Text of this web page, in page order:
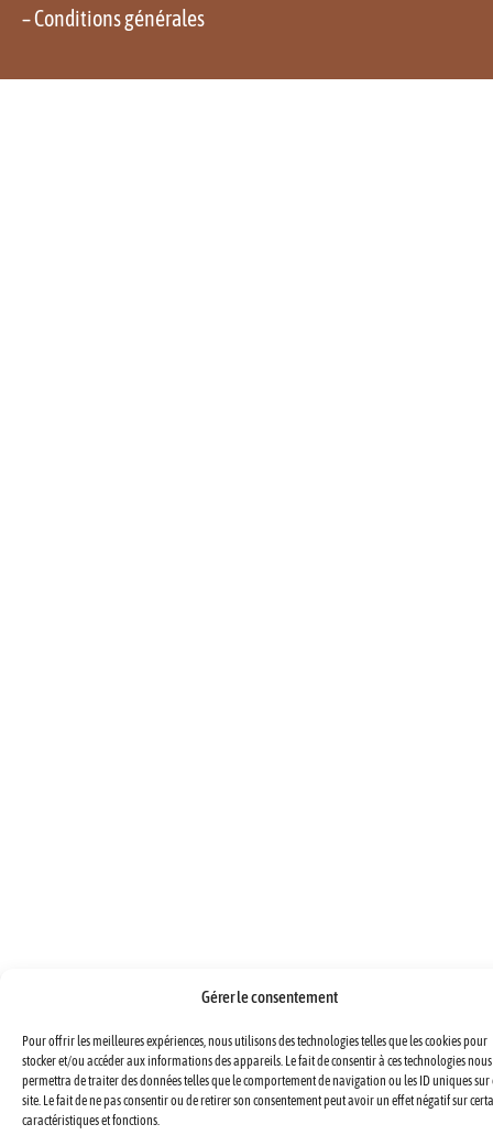
Gérer le consentement
Pour offrir les meilleures expériences, nous utilisons des technologies telles que les cookies pour
stocker et/ou accéder aux informations des appareils. Le fait de consentir à ces technologies nous
permettra de traiter des données telles que le comportement de navigation ou les ID uniques sur
site. Le fait de ne pas consentir ou de retirer son consentement peut avoir un effet négatif sur
caractéristiques et fonctions.
–Conditions générales